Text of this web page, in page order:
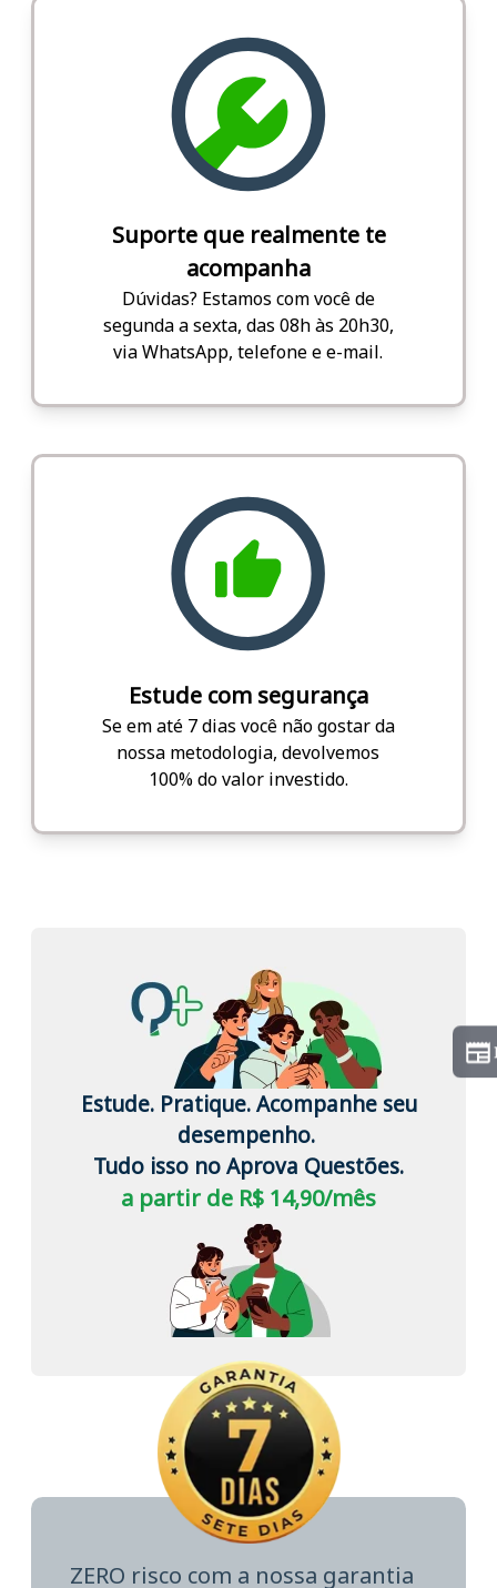
Suporte que realmente te
acompanha
Dúvidas? Estamos com você de
segunda a sexta, das 08h às 20h30,
via WhatsApp, telefone e e-mail.
Estude com segurança
Se em até 7 dias você não gostar da
nossa metodologia, devolvemos
100% do valor investido.
Estude. Pratique. Acompanhe seu
desempenho.
Tudo isso no Aprova Questões.
a partir de R$ 14,90/mês
ZERO risco com a nossa garantia